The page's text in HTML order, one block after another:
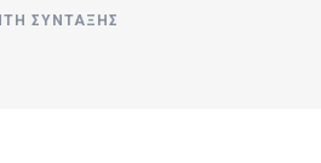
ΣΥΝΤΑΞΗΣ